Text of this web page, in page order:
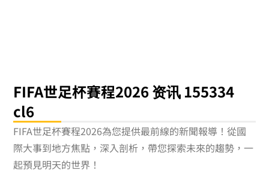
FIFA世足杯賽程2026 资讯 155334
cl6
FIFA世足杯賽程2026為您提供最前線的新聞報導！從國
際大事到地方焦點，深入剖析，帶您探索未來的趨勢，一
起預見明天的世界！